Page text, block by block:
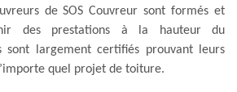
de SOS Couvreur sont formés et
des prestations à la hauteur du
sont largement certifiés prouvant leurs
quel projet de toiture.